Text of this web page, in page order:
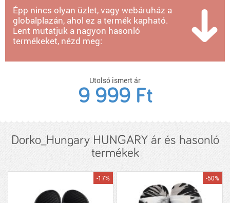
Épp nincs olyan üzlet, vagy webáruház a
globalplazán, ahol ez a termék kapható.
Lent mutatjuk a nagyon hasonló
termékeket, nézd meg:
Utolsó ismert ár
9 999 Ft
Dorko_Hungary HUNGARY ár és hasonló
termékek
-17% -50%